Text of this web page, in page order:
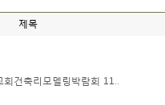
제목
건축리모델링박람회 11..